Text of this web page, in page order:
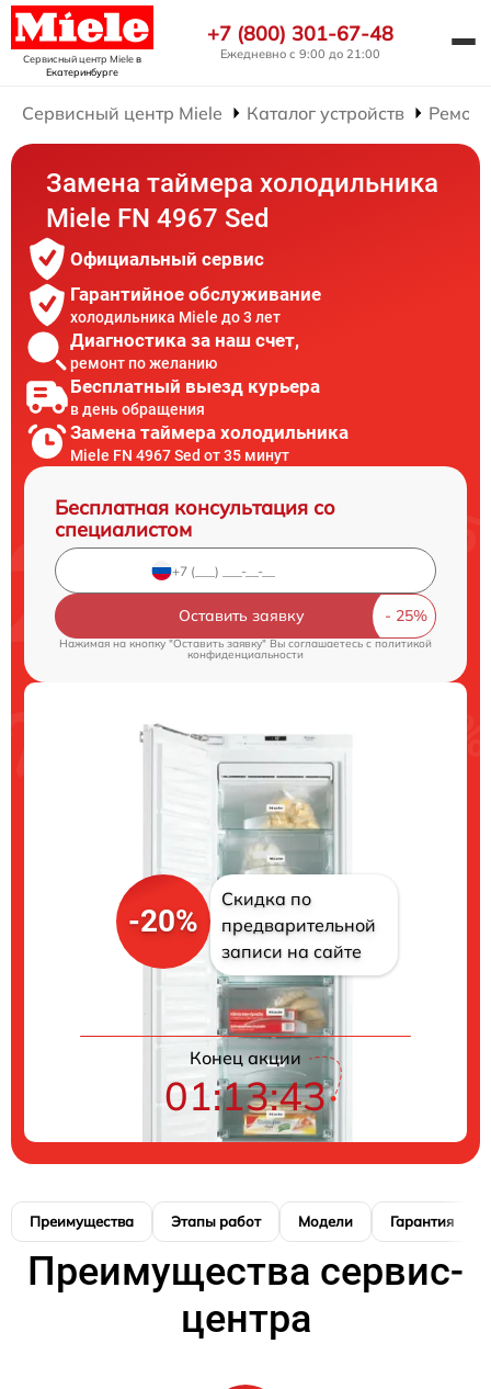
Сервисный центр Mieleв
Екатеринбурге
+7 (800) 301-67-48
Ежедневно с 9:00 до 21:00
Сервисный центр Miele Каталог устройств
Замена таймера холодильника
Miele FN 4967 Sed
Официальный сервис
Гарантийное обслуживание
холодильника Miele до 3 лет
Диагностика за наш счет,
ремонт по желанию
Бесплатный выезд курьера
в день обращения
Замена таймера холодильника
Miele FN 4967 Sed от 35 минут
Бесплатная консультация со
специалистом
Оставить заявку
Нажимая на кнопку "Оставить заявку" Вы соглашаетесь cполитикой
конфиденциальности
-20%
Скидка по
предварительной
записи на сайте
Конец акции
01:13:42
Преимущества Этапы работ Модели Гарантия
Преимущества сервис-
центра